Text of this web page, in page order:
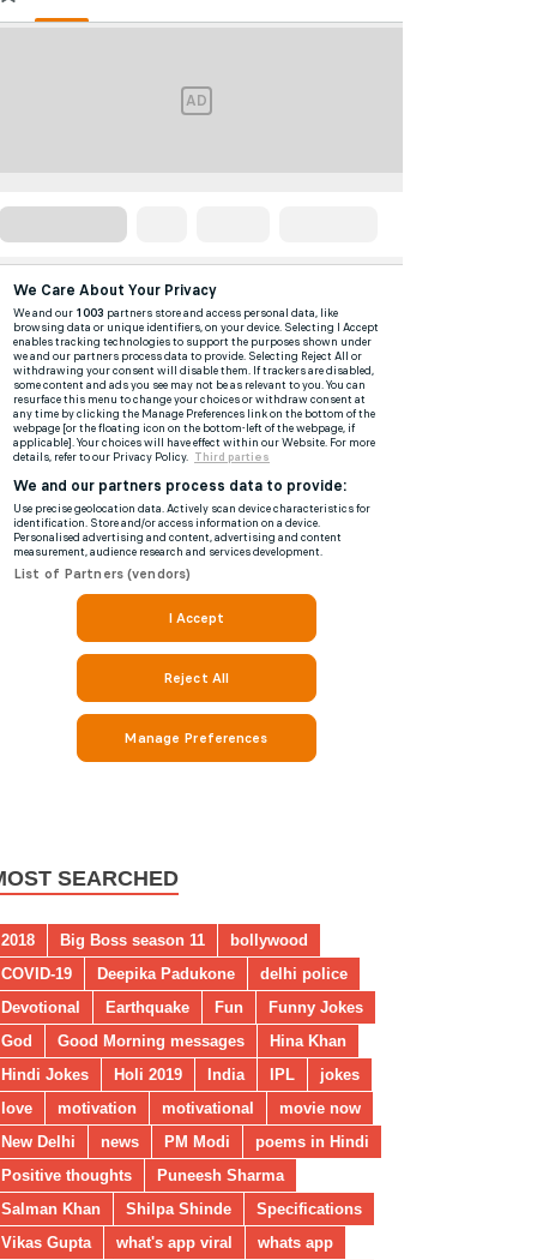
SEARCHED
2018 Big Boss season 11
bollywood
COVID-19
Deepika Padukone
delhi police
Devotional
Earthquake Fun
Funny Jokes
God
Good Morning messages
Hina Khan
Hindi Jokes
Holi 2019 India IPL
jokes
love
motivation motivational
movie now
New Delhi
news PM Modi
poems in Hindi
Positive thoughts
Puneesh Sharma
Salman Khan
Shilpa Shinde
Specifications
Vikas Gupta
what's app viral
whats app